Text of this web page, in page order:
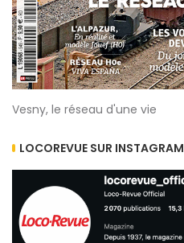
Vesny, le réseau d'une vie
LOCOREVUE SUR INSTAGRAM